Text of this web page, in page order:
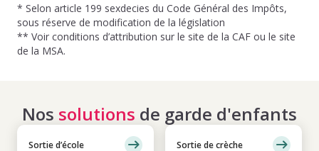
* Selon article 199 sexdecies du Code Général des Impôts,
sous réserve de modification de la législation
** Voir conditions d’attribution sur le site de la CAF ou le site
de la MSA.
Nos solutions de garde d'enfants
Sortie d’école Sortie de crèche